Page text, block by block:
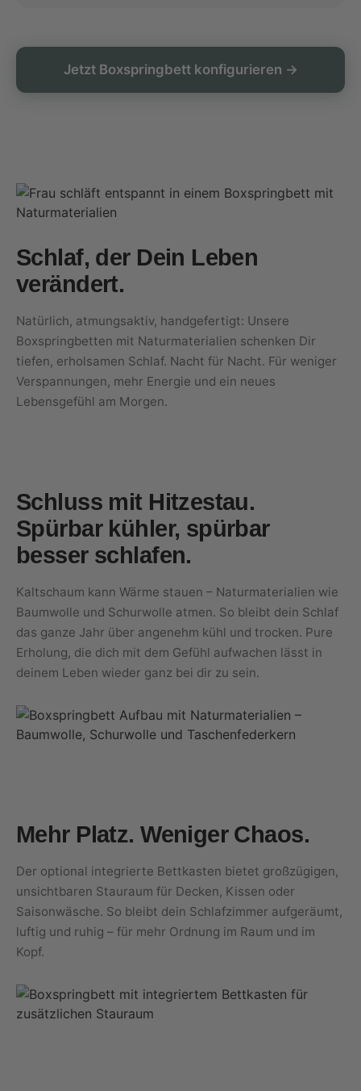
Jetzt Boxspringbett konfigurieren →
Schlaf, der Dein Leben
verändert.
Natürlich, atmungsaktiv, handgefertigt: Unsere
Boxspringbetten mit Naturmaterialien schenken Dir
tiefen, erholsamen Schlaf. Nacht für Nacht. Für weniger
Verspannungen, mehr Energie und ein neues
Lebensgefühl am Morgen.
Schluss mit Hitzestau.
Spürbar kühler, spürbar
besser schlafen.
Kaltschaum kann Wärme stauen – Naturmaterialien wie
Baumwolle und Schurwolle atmen. So bleibt dein Schlaf
das ganze Jahr über angenehm kühl und trocken. Pure
Erholung, die dich mit dem Gefühl aufwachen lässt in
deinem Leben wieder ganz bei dir zu sein.
Mehr Platz. Weniger Chaos.
Der optional integrierte Bettkasten bietet großzügigen,
unsichtbaren Stauraum für Decken, Kissen oder
Saisonwäsche. So bleibt dein Schlafzimmer aufgeräumt,
luftig und ruhig – für mehr Ordnung im Raum und im
Kopf.